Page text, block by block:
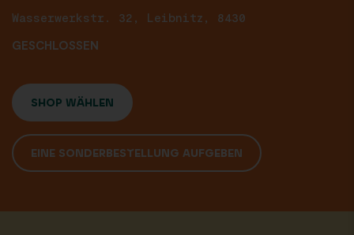
Wasserwerkstr. 32, Leibnitz, 8430
GESCHLOSSEN
SHOP WÄHLEN
EINE SONDERBESTELLUNG AUFGEBEN